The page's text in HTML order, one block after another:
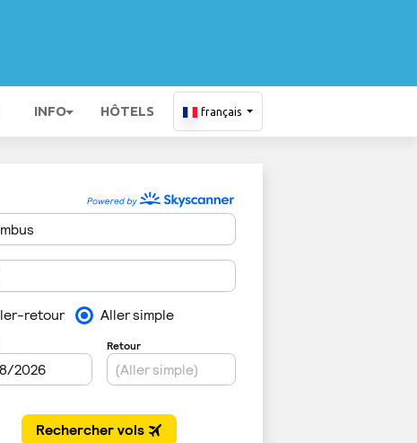
INFO HÔTELS français